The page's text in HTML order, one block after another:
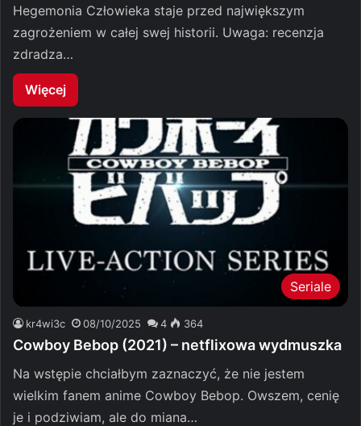
Hegemonia Człowieka staje przed największym
zagrożeniem w całej swej historii. Uwaga: recenzja
zdradza…
Więcej
Seriale
kr4wi3c 08/10/2025 4 364
Cowboy Bebop (2021) – netflixowa wydmuszka
Na wstępie chciałbym zaznaczyć, że nie jestem
wielkim fanem anime Cowboy Bebop. Owszem, cenię
je i podziwiam, ale do miana…